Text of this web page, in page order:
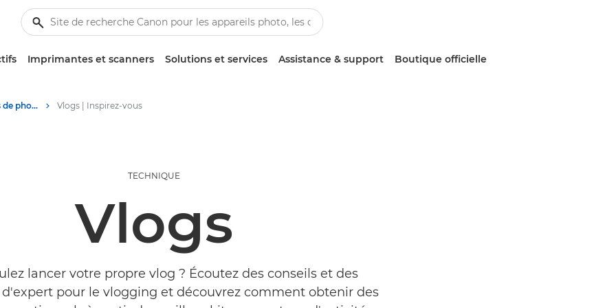
Imprimantes et scanners Solutions et services Assistance & support Boutique officielle
Conseils et techniques de photographie et d'impression Vlogs | Inspirez-vous
TECHNIQUE
Vlogs
lancer votre propre vlog ? Écoutez des conseils et des
pour le vlogging et découvrez comment obtenir des